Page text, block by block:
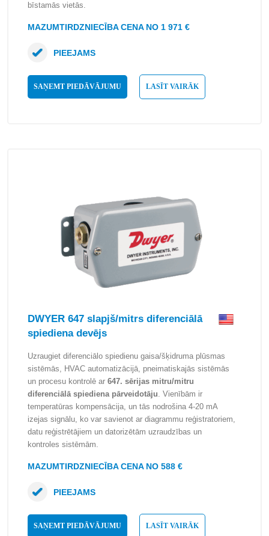
bīstamās vietās.
MAZUMTIRDZNIECĪBA CENA NO 1 971 €
SAŅEMT PIEDĀVĀJUMU LASĪT VAIRĀK
PIEEJAMS
DWYER 647 slapjš/mitrs diferenciālā
spiediena devējs
Uzraugiet diferenciālo spiedienu gaisa/šķidruma plūsmas
sistēmās, HVAC automatizācijā, pneimatiskajās sistēmās
un procesu kontrolē ar 647. sērijas mitru/mitru
diferenciālā spiediena pārveidotāju. Vienībām ir
temperatūras kompensācija, un tās nodrošina 4-20 mA
izejas signālu, ko var savienot ar diagrammu reģistratoriem,
datu reģistrētājiem un datorizētām uzraudzības un
kontroles sistēmām.
MAZUMTIRDZNIECĪBA CENA NO 588 €
SAŅEMT PIEDĀVĀJUMU LASĪT VAIRĀK
PIEEJAMS